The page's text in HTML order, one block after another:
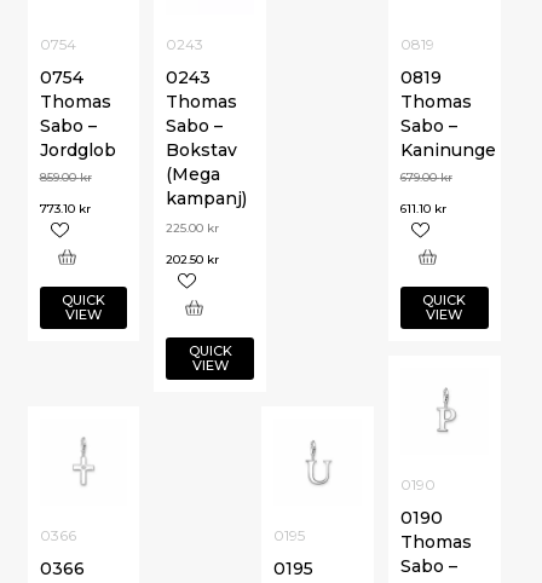
0754
0754
Thomas
Sabo –
Jordglob
859.00kr
773.10 kr
QUICK
VIEW
0819
0819
Thomas
Sabo –
Kaninunge
679.00kr
611.10 kr
QUICK
VIEW
0243
0243
Thomas
Sabo –
Bokstav
(Mega
kampanj)
225.00 kr
202.50 kr
QUICK
VIEW
0190
0190
Thomas
Sabo –
0366
0366
0195
0195